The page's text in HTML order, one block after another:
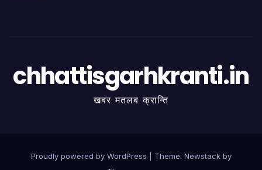
chhattisgarhkranti.in
खबर मतलब क्रान्ति
Proudly powered by WordPress Theme: Newstackby